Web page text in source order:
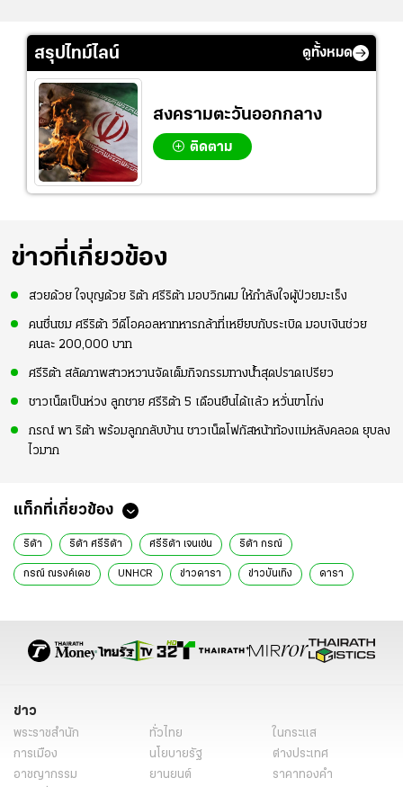
สรุปไทม์ไลน์ ดูทั้งหมด
สงครามตะวันออกกลาง
ติดตาม
ข่าวที่เกี่ยวข้อง
สวยด้วย ใจบุญด้วย ริต้า ศรีริต้า มอบวิกผม ให้กำลังใจผู้ป่วยมะเร็ง
คนชื่นชม ศรีริต้า วีดีโอคอลหาทหารกล้าที่เหยียบกับระเบิด มอบเงินช่วย
คนละ 200,000 บาท
ศรีริต้า สลัดภาพสาวหวานจัดเต็มกิจกรรมทางน้ำสุดปราดเปรียว
ชาวเน็ตเป็นห่วง ลูกชาย ศรีริต้า 5 เดือนยืนได้แล้ว หวั่นขาโก่ง
กรณ์ พา ริต้า พร้อมลูกกลับบ้าน ชาวเน็ตโฟกัสหน้าท้องแม่หลังคลอด ยุบลง
ไวมาก
แท็กที่เกี่ยวข้อง
ริต้า ริต้า ศรีริต้า ศรีริต้า เจนเซ่น ริต้า กรณ์
กรณ์ ณรงค์เดช UNHCR ข่าวดารา ข่าวบันเทิง ดารา
ข่าว
พระราชสำนัก ทั่วไทย
ในกระแส
การเมือง
นโยบายรัฐ
ต่างประเทศ
อาชญากรรม
ยานยนต์
ราคาทองคำ